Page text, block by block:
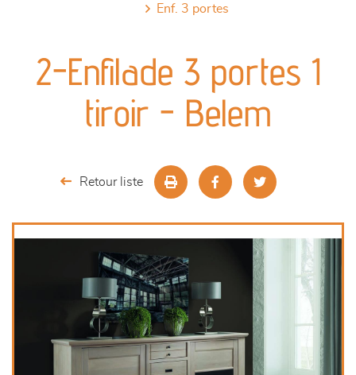
séjours
meubles de complément
enf. 3 portes
2-Enfilade 3 portes 1
tiroir - Belem
Retour liste